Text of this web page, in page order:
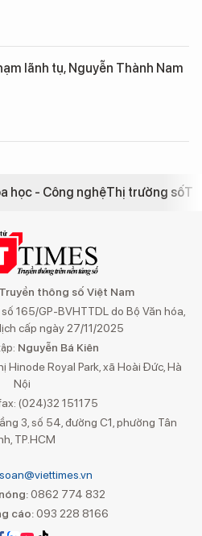
lãnh tụ, Nguyễn Thành Nam
học - Công nghệThị trường số
thông số Việt Nam
165/GP-BVHTTDL do Bộ Văn hóa,
cấp ngày 27/11/2025
Nguyễn Bá Kiên
Hinode Royal Park, xã Hoài Đức, Hà
Nội
(024)32 151175
3, số 54, đường C1, phường Tân
TP.HCM
0862 774 832
cáo:093 228 8166